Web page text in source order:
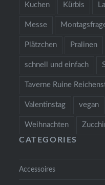
Kuchen Kürbis
Messe
Plätzchen Pralinen
schnell und einfach
Taverne Ruine
Valentinstag vegan
Weihnachten
CATEGORIES
Accessoires